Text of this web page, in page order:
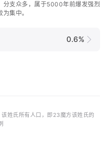
分支众多，属于5000年前爆发强烈
集中。
0.6%
姓氏所有人口，即23魔方该姓氏的